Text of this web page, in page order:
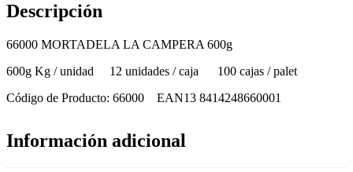
Descripción
66000 MORTADELA LA CAMPERA 600g
600g Kg / unidad 12 unidades / caja 100 cajas / palet
Código de Producto: 66000 EAN13 8414248660001
Información adicional